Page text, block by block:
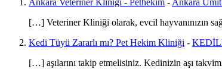
Ankara Veteriner Kliniği - Pethekim - Ankara
[…] Veteriner Kliniği olarak, evcil hayvanınızın
Kedi Tüyü Zararlı mı? Pet Hekim Kliniği -
[…] aşılarını takip etmelisiniz. Kedinizin aşı